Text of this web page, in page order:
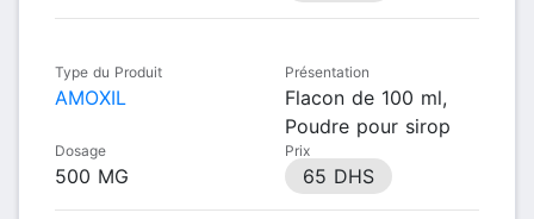
Type du Produit
AMOXIL
Présentation
Flacon de 100 ml,
Poudre pour sirop
Dosage
500 MG
Prix
65 DHS